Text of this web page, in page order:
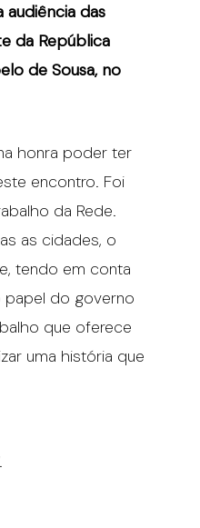
das
da República
de Sousa, no
honra poder ter
encontro. Foi
da Rede.
as cidades, o
tendo em conta
do governo
que oferece
uma história que